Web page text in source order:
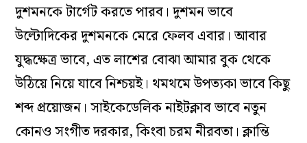
দুশমনকে টার্গেট করতে পারব। দুশমন ভাবে
উল্টোদিকের দুশমনকে মেরে ফেলব এবার। আবার
যুদ্ধক্ষেত্র ভাবে, এত লাশের বোঝা আমার বুক থেকে
উঠিয়ে নিয়ে যাবে নিশ্চয়ই। থমথমে উপত্যকা ভাবে কিছু
শব্দ প্রয়োজন। সাইকেডেলিক নাইটক্লাব ভাবে নতুন
কোনও সংগীত দরকার, কিংবা চরম নীরবতা। ক্লান্তি